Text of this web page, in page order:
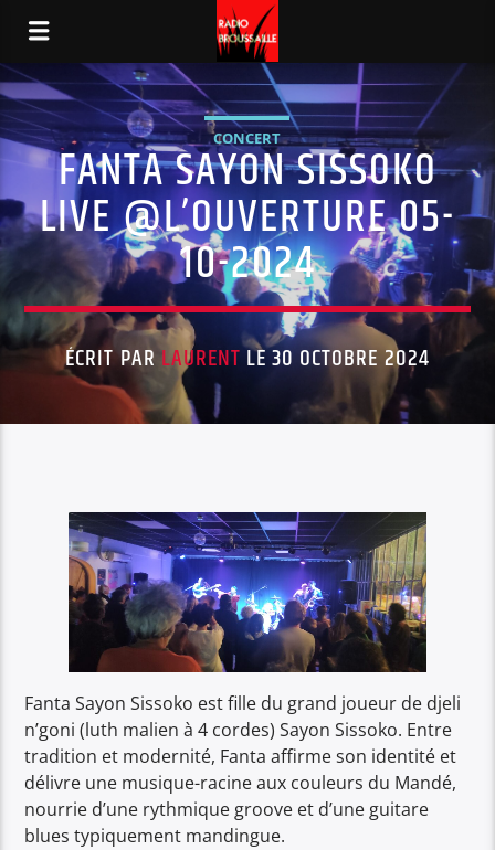
CONCERT
FANTA SAYON SISSOKO
LIVE @L’OUVERTURE 05-
10-2024
ÉCRIT PARLAURENTLE 30 OCTOBRE 2024
Fanta Sayon Sissoko est fille du grand joueur de djeli
n’goni (luth malien à 4 cordes) Sayon Sissoko. Entre
tradition et modernité, Fanta affirme son identité et
délivre une musique-racine aux couleurs du Mandé,
nourrie d’une rythmique groove et d’une guitare
blues typiquement mandingue.